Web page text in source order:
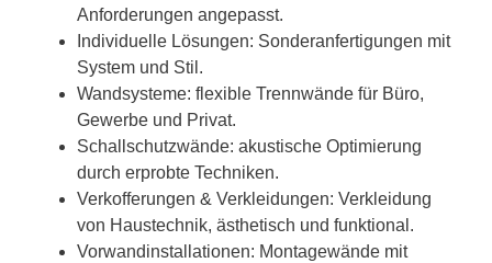
Anforderungen angepasst.
Individuelle Lösungen: Sonderanfertigungen mit
System und Stil.
Wandsysteme: flexible Trennwände für Büro,
Gewerbe und Privat.
Schallschutzwände: akustische Optimierung
durch erprobte Techniken.
Verkofferungen & Verkleidungen: Verkleidung
von Haustechnik, ästhetisch und funktional.
Vorwandinstallationen: Montagewände mit